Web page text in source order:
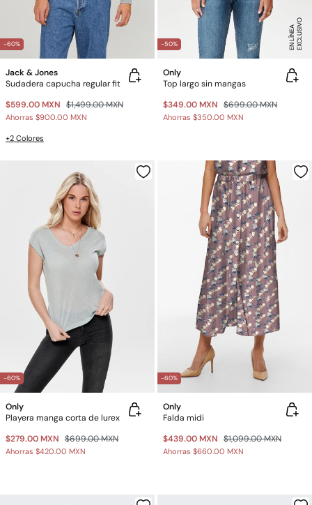
-60%
Jack & Jones
Sudadera capucha regular fit
$599.00 MXN $1,499.00 MXN
Ahorras $900.00 MXN
+2 Colores
-50% E
X
C
L
U
SI
V
O
E
N
LÍ
N
E
A
Only
Top largo sin mangas
$349.00 MXN $699.00 MXN
Ahorras $350.00 MXN
-60%
Only
Playera manga corta de lurex
$279.00 MXN $699.00 MXN
Ahorras $420.00 MXN
-60%
Only
Falda midi
$439.00 MXN $1,099.00 MXN
Ahorras $660.00 MXN